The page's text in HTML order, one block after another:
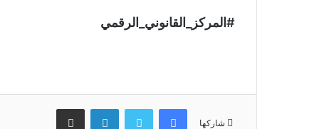
#المركز_القانوني_الرقمي
شاركها
فيسبوك تويتر لينكدإن مشاركة عبر البريد